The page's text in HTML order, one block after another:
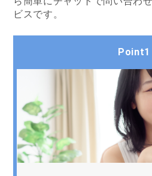
ビスです。
Point1